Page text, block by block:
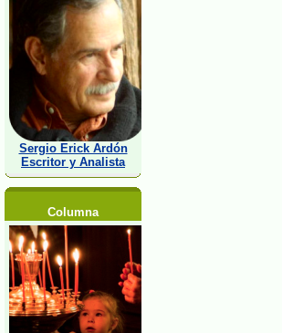
Sergio Erick Ardón
Escritor y Analista
Columna